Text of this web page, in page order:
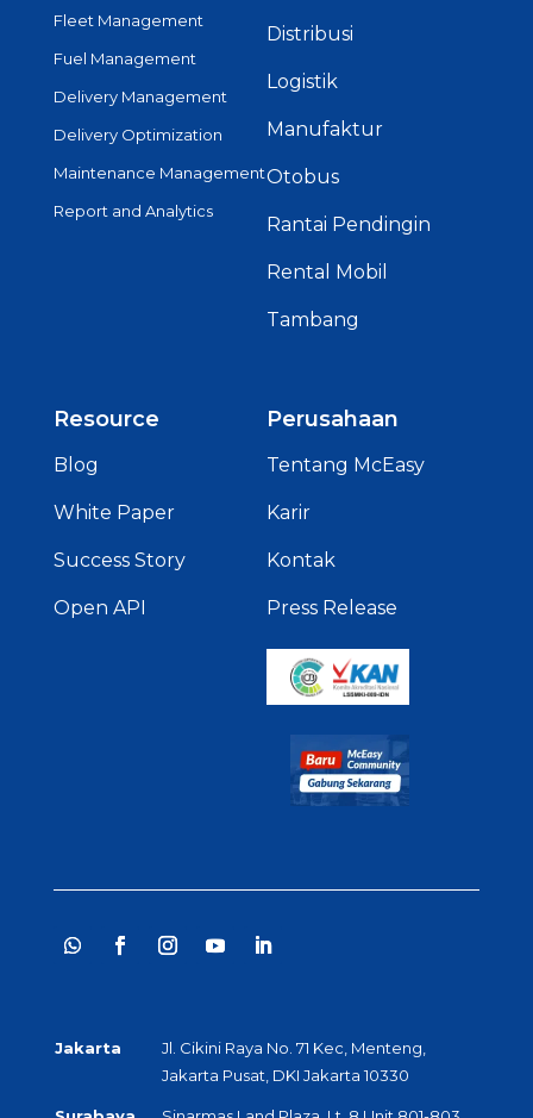
Fleet Management
Fuel Management
Delivery Management
Delivery Optimization
Maintenance Management
Report and Analytics
Distribusi
Logistik
Manufaktur
Otobus
Rantai Pendingin
Rental Mobil
Tambang
Resource
Blog
White Paper
Success Story
Open API
Perusahaan
Tentang McEasy
Karir
Kontak
Press Release
Jakarta
Jl. Cikini Raya No. 71 Kec, Menteng,
Jakarta Pusat, DKI Jakarta 10330